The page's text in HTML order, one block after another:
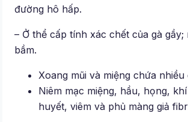
đường hô hấp.
– Ở thể cấp tính xác chết của gà gầy;
bầm.
Xoang mũi và miệng chứa
Niêm mạc miệng, hầu, họng,
huyết, viêm và phủ màng giả